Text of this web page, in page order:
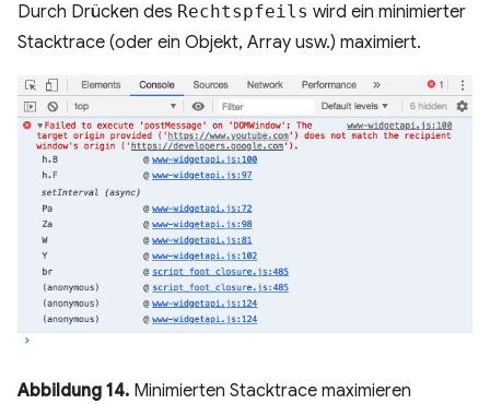
Durch Drücken des Rechtspfeils wird ein minimierter
Stacktrace (oder ein Objekt, Array usw.) maximiert.
Abbildung 14. Minimierten Stacktrace maximieren